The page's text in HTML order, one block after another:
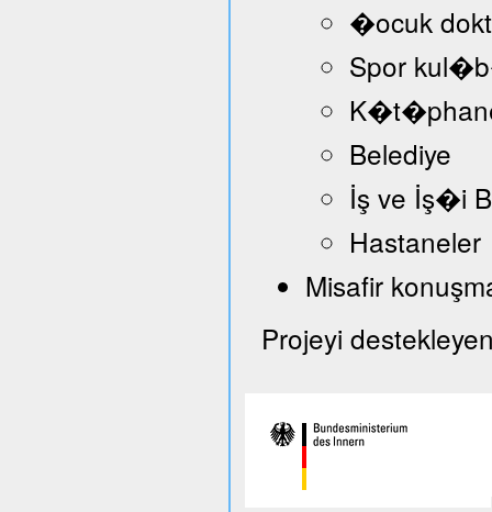
�ocuk
Spor
Belediye
İş ve İş�i
Hastaneler
Misafir
Projeyi